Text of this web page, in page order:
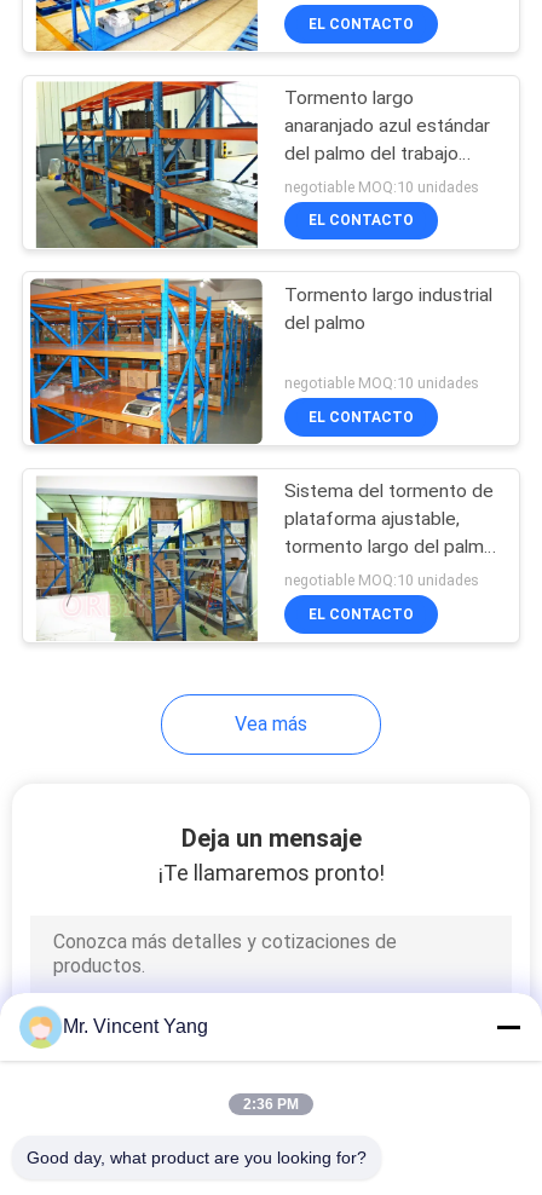
tormento
EL CONTACTO
Tormento largo
anaranjado azul estándar
del palmo del trabajo
manual para el equipo/las
herramientas
negotiable MOQ:10 unidades
EL CONTACTO
Tormento largo industrial
del palmo
negotiable MOQ:10 unidades
EL CONTACTO
Sistema del tormento de
plataforma ajustable,
tormento largo del palmo
para la pequeña
dirección de las piezas
negotiable MOQ:10 unidades
EL CONTACTO
Vea más
Deja un mensaje
¡Te llamaremos pronto!
Mr. Vincent Yang
2:36 PM
Good day, what product are you looking for?